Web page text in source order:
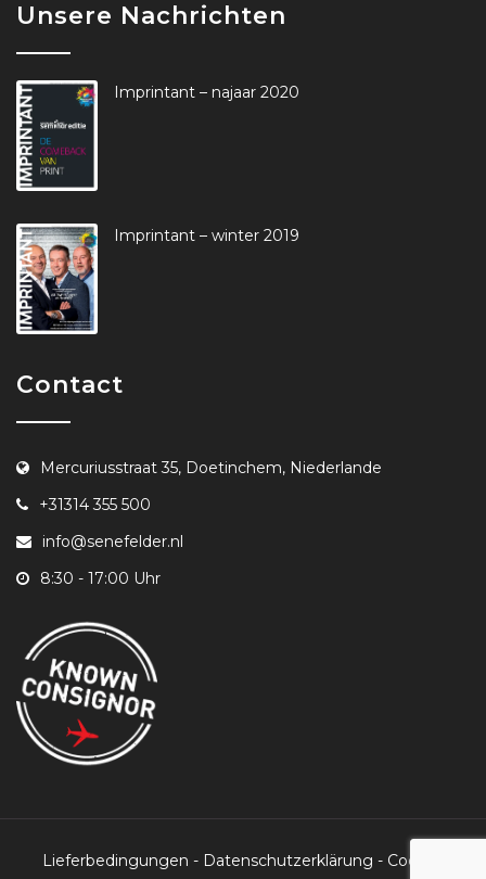
Unsere Nachrichten
Imprintant – najaar 2020
Imprintant – winter 2019
Contact
Mercuriusstraat 35, Doetinchem, Niederlande
+31314 355 500
info@senefelder.nl
8:30 - 17:00 Uhr
Lieferbedingungen - Datenschutzerklärung - Cookie-